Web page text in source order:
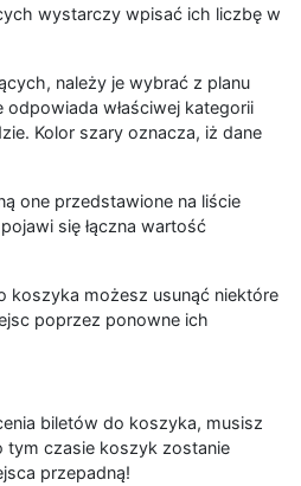
wystarczy wpisać ich liczbę w
należy je wybrać z planu
odpowiada właściwej kategorii
Kolor szary oznacza, iż dane
one przedstawione na liście
się łączna wartość
koszyka możesz usunąć niektóre
poprzez ponowne ich
biletów do koszyka, musisz
tym czasie koszyk zostanie
przepadną!